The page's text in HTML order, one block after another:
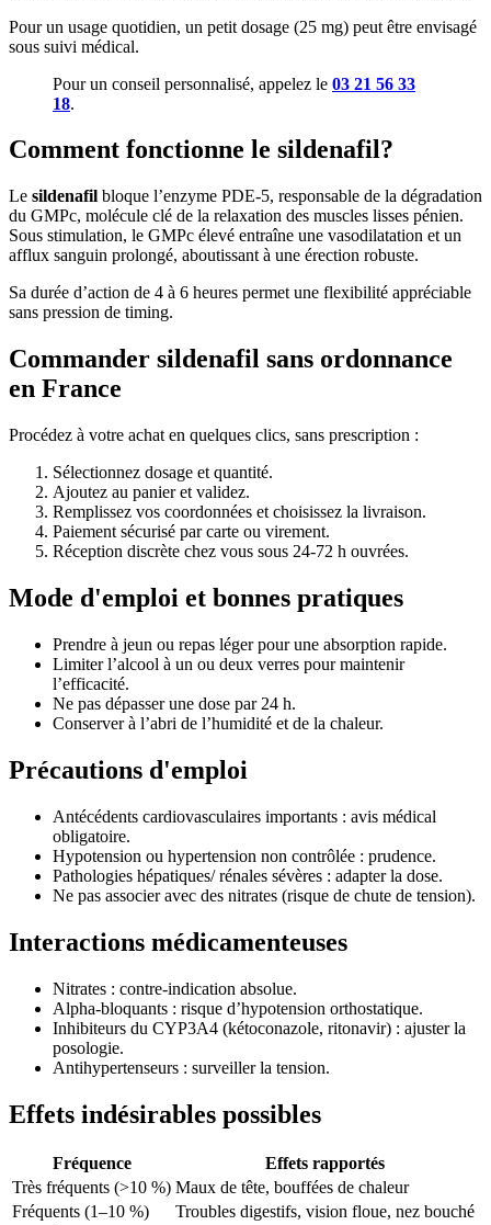
Pour un usage quotidien, un petit dosage (25 mg) peut être envisagé
sous suivi médical.
Pour un conseil personnalisé, appelez le 03 21 56 33
18.
Comment fonctionne le sildenafil?
Le sildenafil bloque l’enzyme PDE-5, responsable de la dégradation
du GMPc, molécule clé de la relaxation des muscles lisses pénien.
Sous stimulation, le GMPc élevé entraîne une vasodilatation et un
afflux sanguin prolongé, aboutissant à une érection robuste.
Sa durée d’action de 4 à 6 heures permet une flexibilité appréciable
sans pression de timing.
Commander sildenafil sans ordonnance
en France
Procédez à votre achat en quelques clics, sans prescription :
Sélectionnez dosage et quantité.
Ajoutez au panier et validez.
Remplissez vos coordonnées et choisissez la livraison.
Paiement sécurisé par carte ou virement.
Réception discrète chez vous sous 24-72 h ouvrées.
Mode d'emploi et bonnes pratiques
Prendre à jeun ou repas léger pour une absorption rapide.
Limiter l’alcool à un ou deux verres pour maintenir
l’efficacité.
Ne pas dépasser une dose par 24 h.
Conserver à l’abri de l’humidité et de la chaleur.
Précautions d'emploi
Antécédents cardiovasculaires importants : avis médical
obligatoire.
Hypotension ou hypertension non contrôlée : prudence.
Pathologies hépatiques/ rénales sévères : adapter la dose.
Ne pas associer avec des nitrates (risque de chute de tension).
Interactions médicamenteuses
Nitrates : contre-indication absolue.
Alpha-bloquants : risque d’hypotension orthostatique.
Inhibiteurs du CYP3A4 (kétoconazole, ritonavir) : ajuster la
posologie.
Antihypertenseurs : surveiller la tension.
Effets indésirables possibles
Fréquence
Effets rapportés
Très fréquents (>10 %) Maux de tête, bouffées de chaleur
Fréquents (1–10 %)
Troubles digestifs, vision floue, nez bouché